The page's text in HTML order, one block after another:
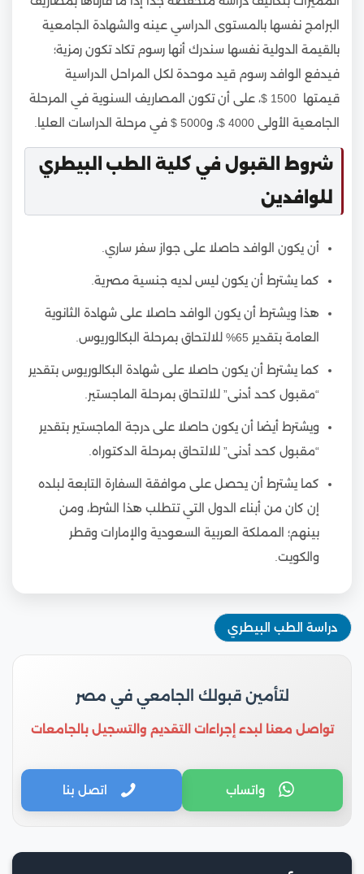
البرامج نفسها بالمستوى الدراسي عينه والشهادة الجامعية
بالقيمة الدولية نفسها سندرك أنها رسوم تكاد تكون رمزية؛
فيدفع الوافد رسوم قيد موحدة لكل المراحل الدراسية
قيمتها 1500 $، على أن تكون المصاريف السنوية في المرحلة
الجامعية الأولى 4000 $، و5000 $ في مرحلة الدراسات العليا.
شروط القبول في كلية الطب البيطري
للوافدين
أن يكون الوافد حاصلا على جواز سفر ساري.
كما يشترط أن يكون ليس لديه جنسية مصرية.
هذا ويشترط أن يكون الوافد حاصلا على شهادة الثانوية
العامة بتقدير 65% للالتحاق بمرحلة البكالوريوس.
كما يشترط أن يكون حاصلا على شهادة البكالوريوس بتقدير
“مقبول كحد أدنى” للالتحاق بمرحلة الماجستير.
ويشترط أيضا أن يكون حاصلا على درجة الماجستير بتقدير
“مقبول كحد أدنى” للالتحاق بمرحلة الدكتوراه.
كما يشترط أن يحصل على موافقة السفارة التابعة لبلده
إن كان من أبناء الدول التي تتطلب هذا الشرط، ومن
بينهم؛ المملكة العربية السعودية والإمارات وقطر
والكويت.
دراسة الطب البيطري
لتأمين قبولك الجامعي في مصر
تواصل معنا لبدء إجراءات التقديم والتسجيل بالجامعات
واتساب اتصل بنا